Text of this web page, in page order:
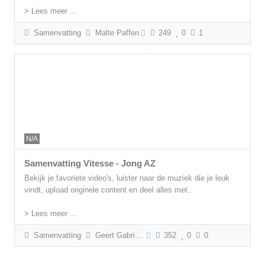
> Lees meer ...
Samenvatting Malte Paffen 249 0 1
N/A
Samenvatting Vitesse - Jong AZ
Bekijk je favoriete video's, luister naar de muziek die je leuk
vindt, upload originele content en deel alles met..
> Lees meer ...
Samenvatting Geert Gabriëls 352 0 0